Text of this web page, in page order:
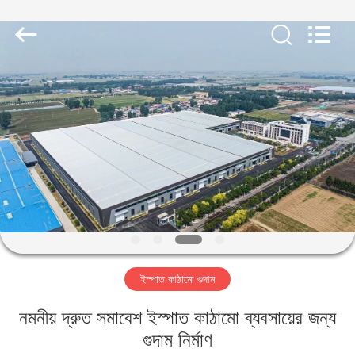
বাড়ি
পণ্য
ভিডিও
ভিআর
শো
আমাদের
Fabrication
ইস্পাত কাঠামো গুদাম
নমনীয় দ্রুত সমাবেশ ইস্পাত কাঠামো ব্যবসায়ের জন্য
গুদাম নির্মাণ